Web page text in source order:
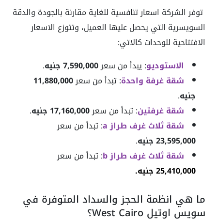
توفر الشركة اسعار تنافسية للغاية مقارنة بالجودة والدقة
السويسرية التي يحصل عليها العميل، وتتوزع الاسعار
الافتتاحية للوحدات كالاتي:
الاستوديو: يبدأ من سعر7,590,000 جنيه
.
شقة غرفة واحدة: تبدأ من سعر11,880,000
جنيه.
شقة غرفتين: تبدأ من سعر17,160,000 جنيه
.
شقة ثلاث غرف طراز a : تبدأ من سعر
23,595,000 جنيه
.
شقة ثلاث غرف طراز b : تبدأ من سعر
25,410,000 جنيه.
ما هي انظمة الحجز والسداد المتوفرة في
سويس اوتيل West Cairo؟